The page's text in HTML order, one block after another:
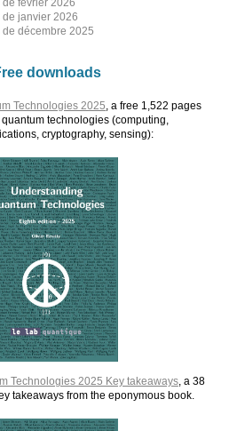
février 2026
janvier 2026
décembre 2025
downloads
Technologies 2025 , a free 1,522 pages
technologies (computing,
cryptography, sensing):
Technologies 2025 Key takeaways, a 38
takeaways from the eponymous book.